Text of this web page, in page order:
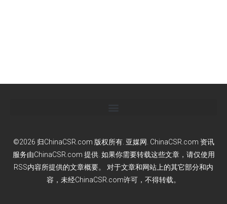
©2026 归ChinaCSR.com 版权所有. 亚媒网. ChinaCSR.com 资讯
服务由ChinaCSR.com 提供. 如果你需要转载这些文章，请仅使用
RSS内容所提供的文章概要。 对于文章和网站上的其它部分和内
容，未经ChinaCSR.com许可，不得转载。